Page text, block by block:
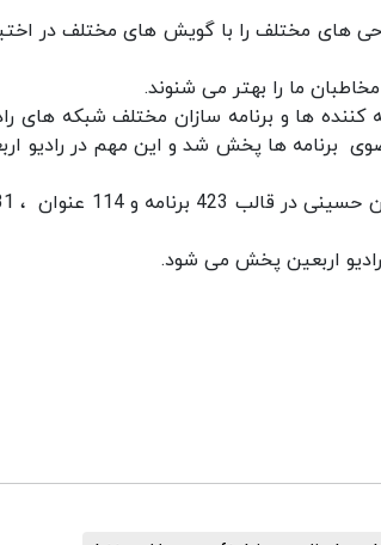
های مختلف را با گویش های مختلف در
ما را بهتر می شنوند.
کننده ها و برنامه سازان مختلف شبکه های
برنامه ها پخش شد و این مهم در رادیو
اربعین پخش می شود.